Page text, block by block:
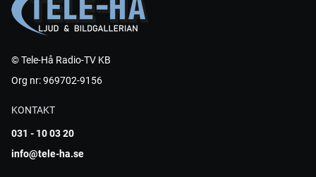
© Tele-Hå Radio-TV KB
Org nr: 969702-9156
KONTAKT
031 - 10 03 20
info@tele-ha.se